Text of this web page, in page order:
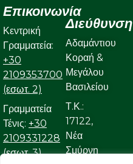
Επικοινωνία
Κεντρική
Γραμματεία:
+30
2109353700
(εσωτ. 2)
Γραμματεία
Τένις: +30
2109331228
(εσωτ. 3)
Διεύθυνση
Αδαμάντιου
Κοραή &
Μεγάλου
Βασιλείου
Τ.Κ.:
17122,
Νέα
Σμύρνη